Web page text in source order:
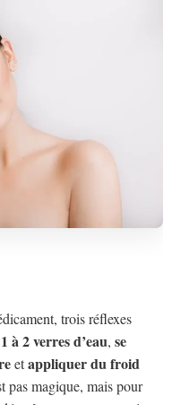
trois réflexes
à 2 verres d’eau, se
etappliquer du froid
pas magique, mais pour